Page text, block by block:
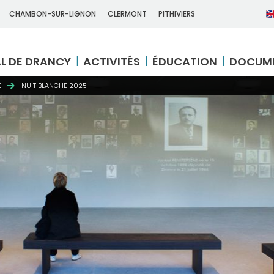
CHAMBON-SUR-LIGNON CLERMONT PITHIVIERS
DE DRANCY ACTIVITÉS ÉDUCATION
NUIT BLANCHE 2025
NUIT BLANCHE 2025